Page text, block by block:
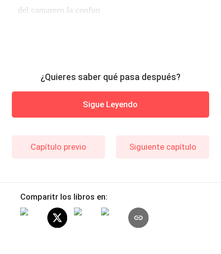
del camarero la confun
¿Quieres saber qué pasa después?
Sigue Leyendo
Capítulo previo Siguiente capítulo
Comparitr los libros en: